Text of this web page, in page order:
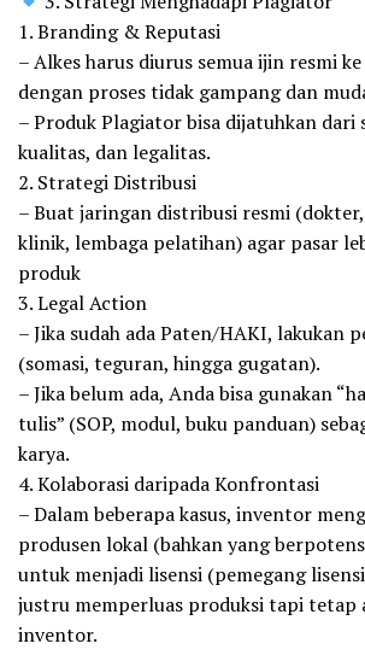
1. Branding & Reputasi
– Alkes harus diurus semua ijin resmi
dengan proses tidak gampang dan
– Produk Plagiator bisa dijatuhkan dari
kualitas, dan legalitas.
2. Strategi Distribusi
– Buat jaringan distribusi resmi
klinik, lembaga pelatihan) agar pasar
produk
3. Legal Action
– Jika sudah ada Paten/HAKI, lakukan
(somasi, teguran, hingga gugatan).
– Jika belum ada, Anda bisa gunakan
tulis” (SOP, modul, buku panduan)
karya.
4. Kolaborasi daripada Konfrontasi
– Dalam beberapa kasus, inventor
produsen lokal (bahkan yang
untuk menjadi lisensi (pemegang
justru memperluas produksi tapi tetap
inventor.